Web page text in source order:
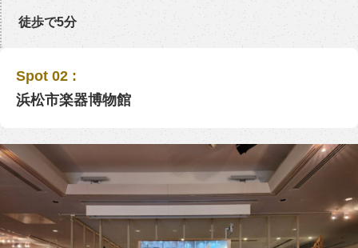
徒歩で5分
Spot 02 :
浜松市楽器博物館